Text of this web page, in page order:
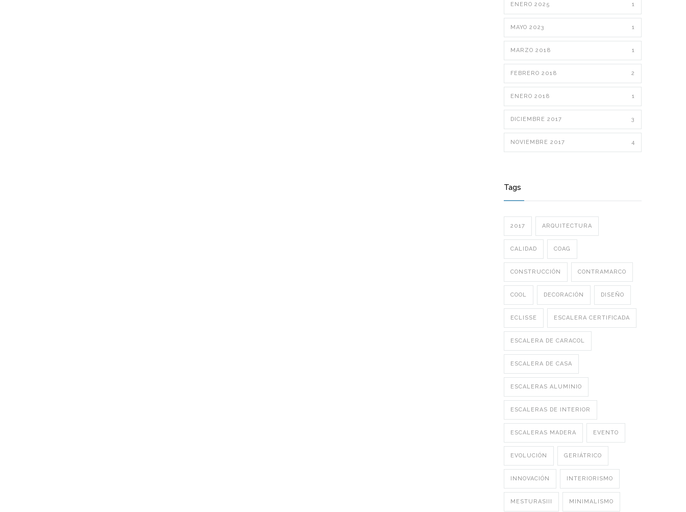
ENERO 2025 1
MAYO 2023 1
MARZO 2018 1
FEBRERO 2018 2
ENERO 2018 1
DICIEMBRE 2017 3
NOVIEMBRE 2017 4
Tags
2017 ARQUITECTURA
CALIDAD COAG
CONSTRUCCIÓN CONTRAMARCO
COOL DECORACIÓN DISEÑO
ECLISSE ESCALERA CERTIFICADA
ESCALERA DE CARACOL
ESCALERA DE CASA
ESCALERAS ALUMINIO
ESCALERAS DE INTERIOR
ESCALERAS MADERA EVENTO
EVOLUCIÓN GERIÁTRICO
INNOVACIÓN INTERIORISMO
MESTURASIII MINIMALISMO